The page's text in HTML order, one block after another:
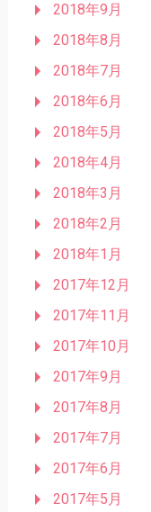
2018年9月
2018年8月
2018年7月
2018年6月
2018年5月
2018年4月
2018年3月
2018年2月
2018年1月
2017年12月
2017年11月
2017年10月
2017年9月
2017年8月
2017年7月
2017年6月
2017年5月